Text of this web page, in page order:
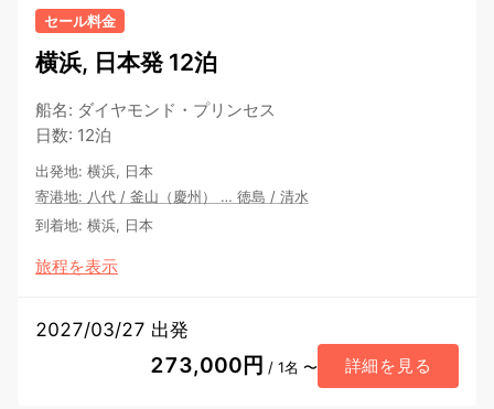
セール料金
横浜, 日本発 12泊
船名: ダイヤモンド・プリンセス
日数: 12泊
出発地: 横浜, 日本
寄港地: 八代 / 釜山（慶州） … 徳島 / 清水
到着地: 横浜, 日本
旅程を表示
2027/03/27 出発
273,000円 / 1名 〜 詳細を見る